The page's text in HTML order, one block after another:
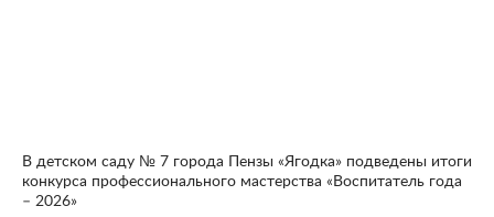
В детском саду № 7 города Пензы «Ягодка» подведены итоги
конкурса профессионального мастерства «Воспитатель года
– 2026»